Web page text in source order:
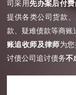
司采用先办案后付费
提供各类公司货款
款、疑难债款等商账
账追收师及律师为
讨债公司追讨债务不